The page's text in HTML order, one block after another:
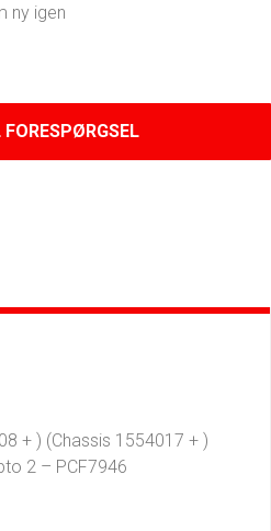
ny igen
+ ) (Chassis 1554017 + )
2 – PCF7946